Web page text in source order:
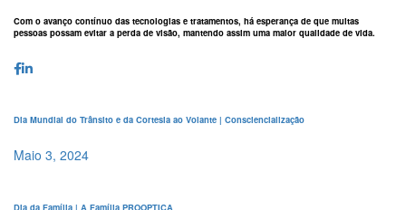
Com o avanço contínuo das tecnologias e tratamentos, há esperança de que muitas
pessoas possam evitar a perda de visão, mantendo assim uma maior qualidade de vida.
Dia Mundial do Trânsito e da Cortesia ao Volante | Consciencialização
Maio 3, 2024
Dia da Família | A Família PROOPTICA